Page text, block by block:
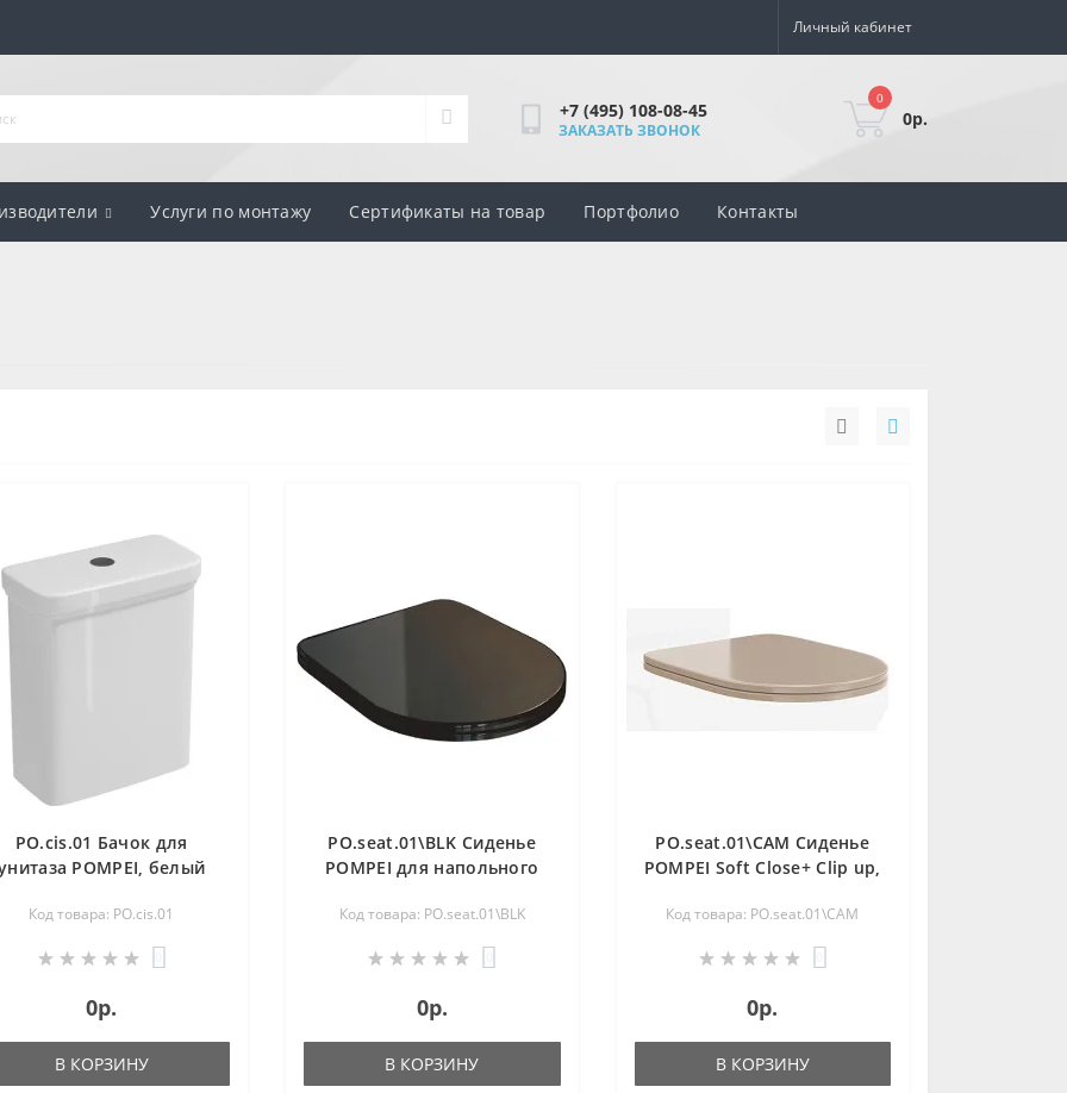
Личный кабинет
+7 (495) 108-08-45
ЗАКАЗАТЬ ЗВОНОК
0
0р.
Услуги по монтажу Сертификаты на товар Портфолио Контакты
PO.cis.01 Бачок для
POMPEI, белый
Код товара: PO.cis.01
0р.
В КОРЗИНУ
PO.seat.01\BLK Сиденье
POMPEI для напольного
Код товара: PO.seat.01\BLK
0р.
В КОРЗИНУ
PO.seat.01\CAM Сиденье
POMPEI Soft Сlose+ Clip up,
Код товара: PO.seat.01\CAM
0р.
В КОРЗИНУ